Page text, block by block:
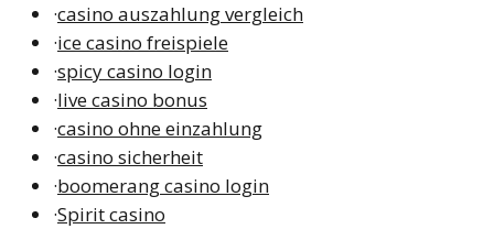
·casino auszahlung vergleich
·ice casino freispiele
·spicy casino login
·live casino bonus
·casino ohne einzahlung
·casino sicherheit
·boomerang casino login
·Spirit casino